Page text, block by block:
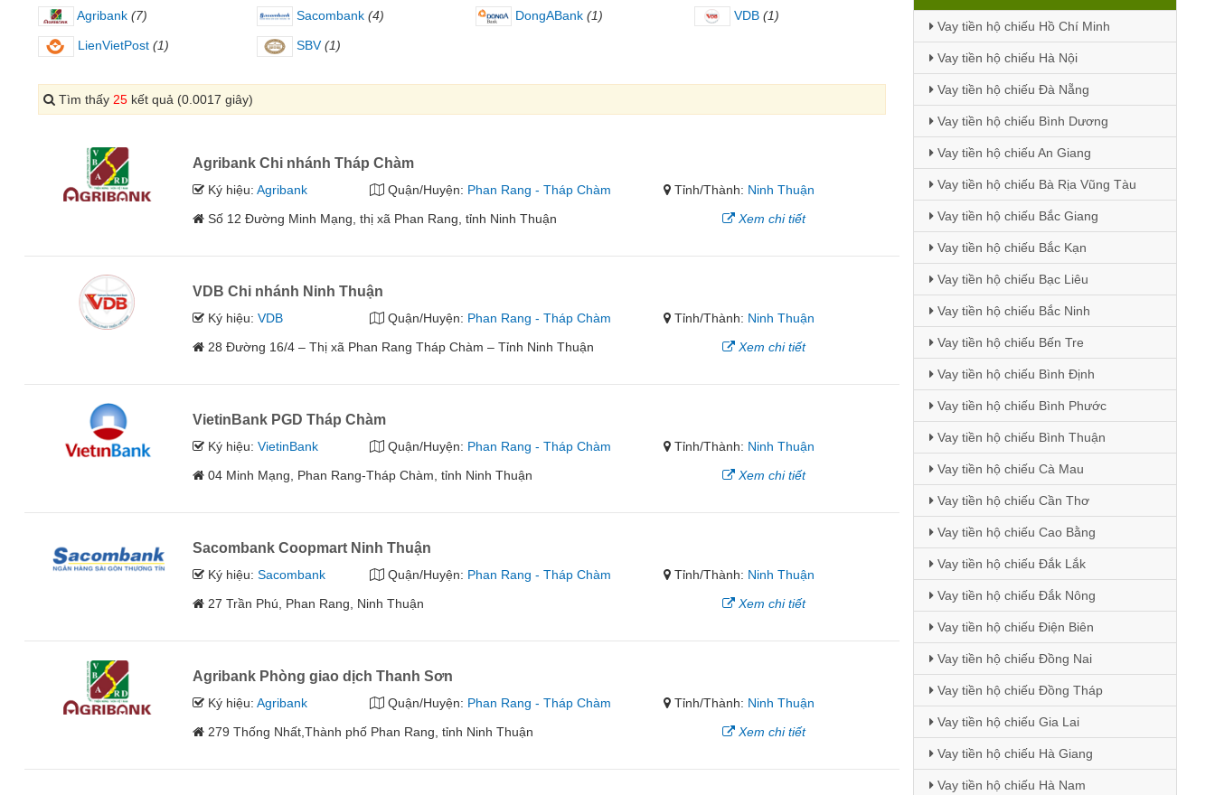
Agribank (7) Sacombank (4) DongABank (1) VDB (1)
LienVietPost (1) SBV (1)
Tìm thấy 25 kết quả (0.0017 giây)
Agribank Chi nhánh Tháp Chàm
Ký hiệu:Agribank Quận/Huyện: Phan Rang - Tháp Chàm Tỉnh/Thành: Ninh Thuận
Số 12 Đường Minh Mạng, thị xã Phan Rang, tỉnh Ninh Thuận
Xem chi tiết
VDB Chi nhánh Ninh Thuận
Ký hiệu:VDB Quận/Huyện: Phan Rang - Tháp Chàm Tỉnh/Thành: Ninh Thuận
28 Đường 16/4 – Thị xã Phan Rang Tháp Chàm – Tỉnh Ninh Thuận
Xem chi tiết
VietinBank PGD Tháp Chàm
Ký hiệu:VietinBank Quận/Huyện: Phan Rang - Tháp Chàm Tỉnh/Thành: Ninh Thuận
04 Minh Mạng, Phan Rang-Tháp Chàm, tỉnh Ninh Thuận
Xem chi tiết
Sacombank Coopmart Ninh Thuận
Ký hiệu:Sacombank Quận/Huyện: Phan Rang - Tháp Chàm Tỉnh/Thành: Ninh Thuận
27 Trần Phú, Phan Rang, Ninh Thuận
Xem chi tiết
Agribank Phòng giao dịch Thanh Sơn
Ký hiệu:Agribank Quận/Huyện: Phan Rang - Tháp Chàm Tỉnh/Thành: Ninh Thuận
279 Thống Nhất,Thành phố Phan Rang, tỉnh Ninh Thuận
Xem chi tiết
Vay tiền hộ chiếu Hồ Chí Minh
Vay tiền hộ chiếu Hà Nội
Vay tiền hộ chiếu Đà Nẵng
Vay tiền hộ chiếu Bình Dương
Vay tiền hộ chiếu An Giang
Vay tiền hộ chiếu Bà Rịa Vũng Tàu
Vay tiền hộ chiếu Bắc Giang
Vay tiền hộ chiếu Bắc Kạn
Vay tiền hộ chiếu Bạc Liêu
Vay tiền hộ chiếu Bắc Ninh
Vay tiền hộ chiếu Bến Tre
Vay tiền hộ chiếu Bình Định
Vay tiền hộ chiếu Bình Phước
Vay tiền hộ chiếu Bình Thuận
Vay tiền hộ chiếu Cà Mau
Vay tiền hộ chiếu Cần Thơ
Vay tiền hộ chiếu Cao Bằng
Vay tiền hộ chiếu Đắk Lắk
Vay tiền hộ chiếu Đắk Nông
Vay tiền hộ chiếu Điện Biên
Vay tiền hộ chiếu Đồng Nai
Vay tiền hộ chiếu Đồng Tháp
Vay tiền hộ chiếu Gia Lai
Vay tiền hộ chiếu Hà Giang
Vay tiền hộ chiếu Hà Nam